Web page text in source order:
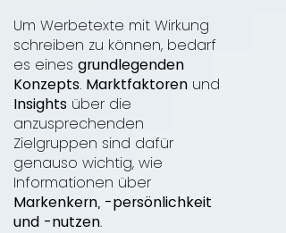
Um Werbetexte mit Wirkung
schreiben zu können, bedarf
es eines grundlegenden
Konzepts. Marktfaktoren und
Insights über die
anzusprechenden
Zielgruppen sind dafür
genauso wichtig, wie
Informationen über
Markenkern, -persönlichkeit
und -nutzen.